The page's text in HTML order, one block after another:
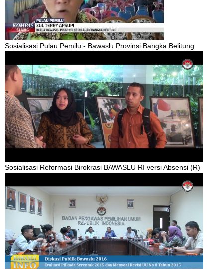
Sosialisasi Pulau Pemilu - Bawaslu Provinsi Bangka Belitung
Sosialisasi Reformasi Birokrasi BAWASLU RI versi Absensi (R)